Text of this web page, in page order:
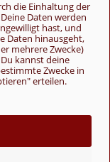
die Einhaltung der
Daten werden
hast, und
Daten hinausgeht,
mehrere Zwecke)
kannst deine
Zwecke in
erteilen.